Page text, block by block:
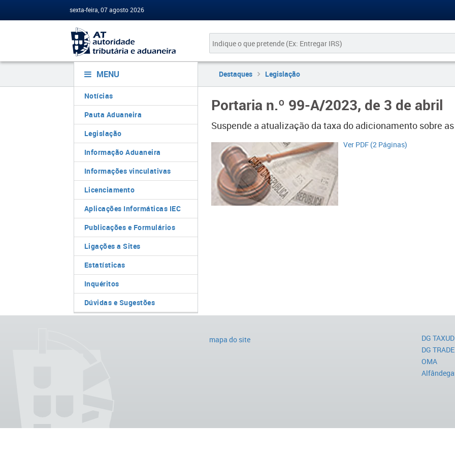
sexta-feira, 07 agosto 2026
MENU
Notícias
Pauta Aduaneira
Legislação
Informação Aduaneira
Informações vinculativas
Licenciamento
Aplicações Informáticas IEC
Publicações e Formulários
Ligações a Sites
Estatísticas
Inquéritos
Dúvidas e Sugestões
Destaques Legislação
Portaria n.º 99-A/2023, de 3 de abril
Suspende a atualização da taxa do adicionamento sobre
Ver PDF (2 Páginas)
mapa do site
DG TAXUD
DG TRADE
OMA